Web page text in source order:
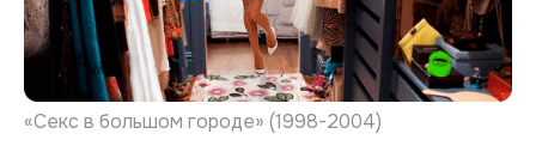
«Секс в большом городе» (1998-2004)